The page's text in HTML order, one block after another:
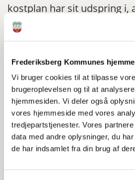
Frederiksberg Kommunes
Vi bruger cookies til at tilpasse
brugeroplevelsen og til at
hjemmesiden. Vi deler også
vores hjemmeside med vores
tredjepartstjenester. Vores
data med andre oplysninger, du
de har indsamlet fra din brug af
kostplan har sit udspring i,
10-14 årsalderen har lov
handle slik i hverdagen.
Mange af børnene
med, at de var
Print Del
Vi har derfor besluttet, at vi vil